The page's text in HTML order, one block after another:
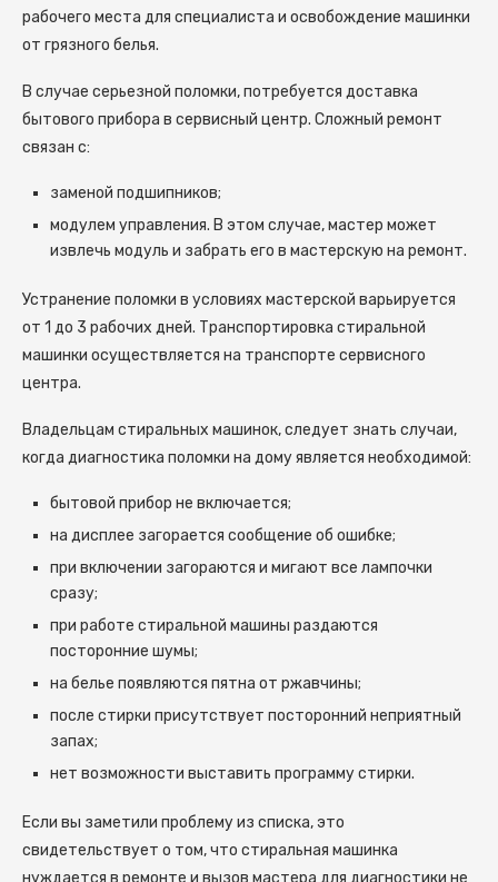
рабочего места для специалиста и освобождение машинки
от грязного белья.
В случае серьезной поломки, потребуется доставка
бытового прибора в сервисный центр. Сложный ремонт
связан с:
заменой подшипников;
модулем управления. В этом случае, мастер может
извлечь модуль и забрать его в мастерскую на ремонт.
Устранение поломки в условиях мастерской варьируется
от 1 до 3 рабочих дней. Транспортировка стиральной
машинки осуществляется на транспорте сервисного
центра.
Владельцам стиральных машинок, следует знать случаи,
когда диагностика поломки на дому является необходимой:
бытовой прибор не включается;
на дисплее загорается сообщение об ошибке;
при включении загораются и мигают все лампочки
сразу;
при работе стиральной машины раздаются
посторонние шумы;
на белье появляются пятна от ржавчины;
после стирки присутствует посторонний неприятный
запах;
нет возможности выставить программу стирки.
Если вы заметили проблему из списка, это
свидетельствует о том, что стиральная машинка
нуждается в ремонте и вызов мастера для диагностики не